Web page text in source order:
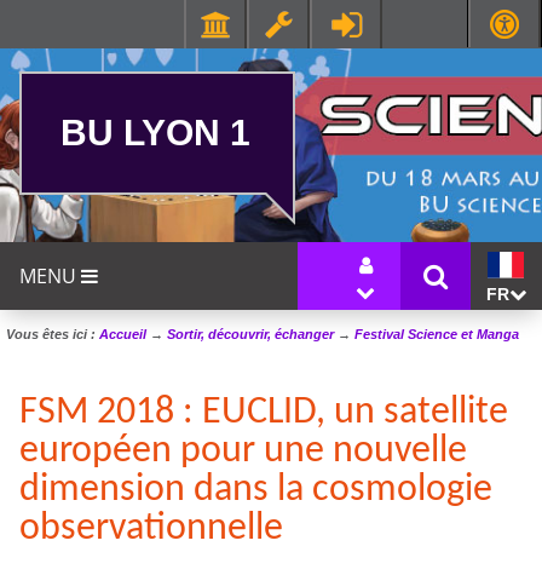
BU LYON 1
MENU
FR
Vous êtes ici : Accueil→ Sortir, découvrir, échanger→ Festival Science et Manga
FSM 2018 : EUCLID, un satellite
européen pour une nouvelle
dimension dans la cosmologie
observationnelle